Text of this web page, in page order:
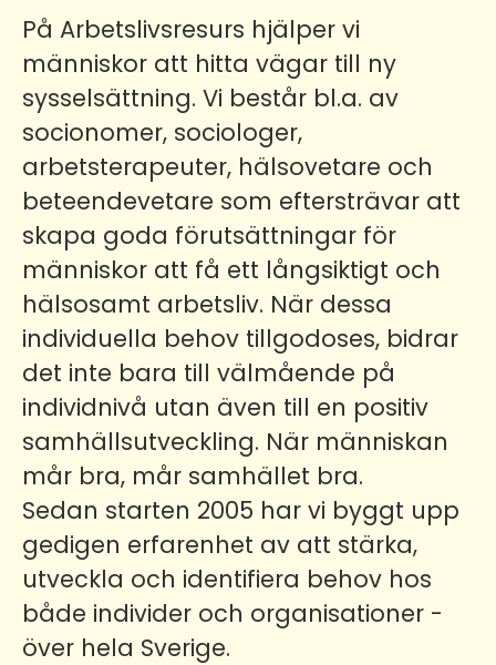
På Arbetslivsresurs hjälper vi
människor att hitta vägar till ny
sysselsättning. Vi består bl.a. av
socionomer, sociologer,
arbetsterapeuter, hälsovetare och
beteendevetare som eftersträvar att
skapa goda förutsättningar för
människor att få ett långsiktigt och
hälsosamt arbetsliv. När dessa
individuella behov tillgodoses, bidrar
det inte bara till välmående på
individnivå utan även till en positiv
samhällsutveckling. När människan
mår bra, mår samhället bra.
Sedan starten 2005 har vi byggt upp
gedigen erfarenhet av att stärka,
utveckla och identifiera behov hos
både individer och organisationer -
över hela Sverige.